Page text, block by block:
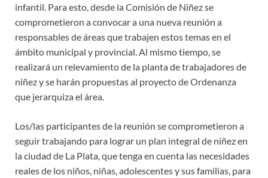
infantil. Para esto, desde la Comisión de Niñez se
comprometieron a convocar a una nueva reunión a
responsables de áreas que trabajen estos temas en el
ámbito municipal y provincial. Al mismo tiempo, se
realizará un relevamiento de la planta de trabajadores de
niñez y se harán propuestas al proyecto de Ordenanza
que jerarquiza el área.
Los/las participantes de la reunión se comprometieron a
seguir trabajando para lograr un plan integral de niñez en
la ciudad de La Plata, que tenga en cuenta las necesidades
reales de los niños, niñas, adolescentes y sus familias, para